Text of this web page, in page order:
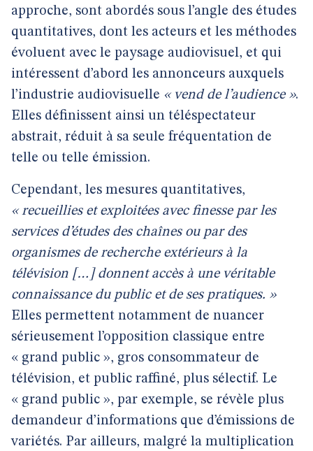
approche, sont abordés sous l’angle des études
quantitatives, dont les acteurs et les méthodes
évoluent avec le paysage audiovisuel, et qui
intéressent d’abord les annonceurs auxquels
l’industrie audiovisuelle « vend de l’audience ».
Elles définissent ainsi un téléspectateur
abstrait, réduit à sa seule fréquentation de
telle ou telle émission.
Cependant, les mesures quantitatives,
« recueillies et exploitées avec finesse par les
services d’études des chaînes ou par des
organismes de recherche extérieurs à la
télévision […] donnent accès à une véritable
connaissance du public et de ses pratiques. »
Elles permettent notamment de nuancer
sérieusement l’opposition classique entre
« grand public », gros consommateur de
télévision, et public raffiné, plus sélectif. Le
« grand public », par exemple, se révèle plus
demandeur d’informations que d’émissions de
variétés. Par ailleurs, malgré la multiplication